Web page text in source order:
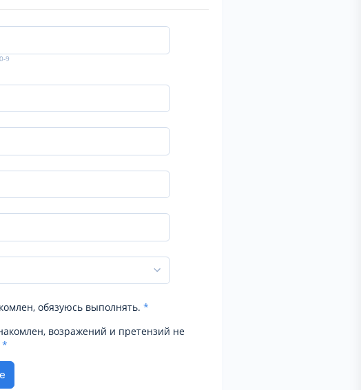
9
обязуюсь выполнять. *
возражений и претензий не
*